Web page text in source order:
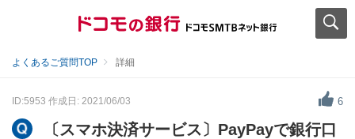
よくあるご質問TOP 詳細
ID:5953 作成日: 2021/06/03 6
〔スマホ決済サービス〕PayPayで銀行口